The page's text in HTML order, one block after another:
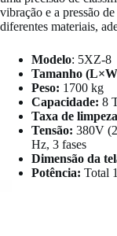
vibração e a pressão
diferentes materiais,
Modelo: 5XZ-8
Tamanho
Peso: 1700 kg
Capacidade: 8
Taxa de
Tensão: 380V
Hz, 3 fases
Dimensão da
Potência: Total